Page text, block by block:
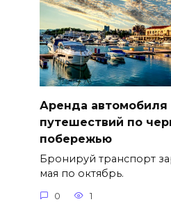
Аренда автомобиля
путешествий по
побережью
Бронируй транспорт
мая по октябрь.
0 1